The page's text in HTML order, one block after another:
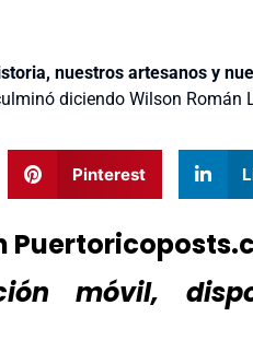
nuestros artesanos y
diciendo Wilson Román
Pinterest
móvil,